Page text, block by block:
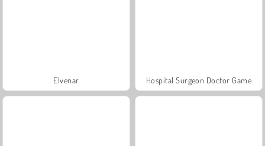
Elvenar Hospital Surgeon Doctor Game